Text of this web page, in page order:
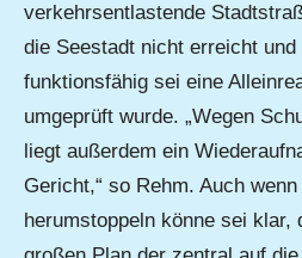
verkehrsentlastende
die Seestadt nicht erreicht
funktionsfähig sei eine
umgeprüft wurde. „Wegen
liegt außerdem ein
Gericht,“ so Rehm. Auch
herumstoppeln könne sei klar,